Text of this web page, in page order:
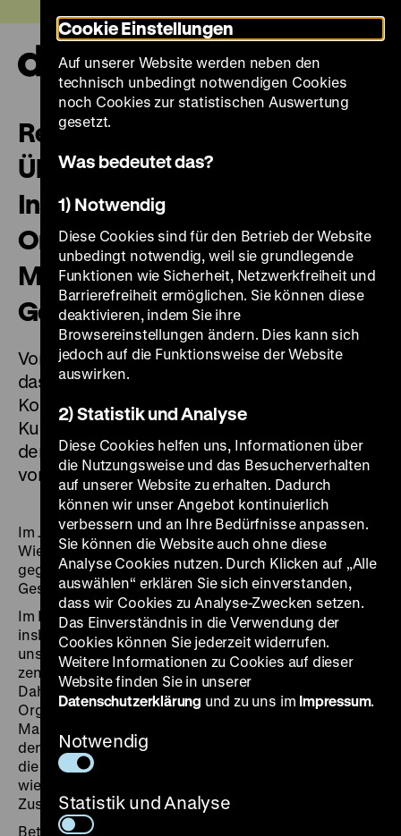
zum
Seiteninhalt
springen
Repräsentative Studie zu den
Übergaben staatlicher
Institutionen und
Organisationen an das
Museum für Deutsche
Geschichte der DDR
Von Oktober 2018 bis November 2020 ging
das Deutsche Historische Museum (DHM) in
Kooperation mit dem Deutschen Zentrum
Kulturgutverluste in einer zweijährigen Studie
der Frage des staatlich gelenkten Transfers
von Kulturgütern in der DDR nach.
Im Jahr 1990 wurden dem DHM im Zuge der deutschen
Wiedervereinigung die Bestände des 1952
gegründeten Ost-Berliner Museums für Deutsche
Geschichte (MfDG) übertragen.
Im Projekt wurden die Erwerbspraxis des MfDG und
insbesondere jene Objekte untersucht, die durch die
unspezifische Zugangsart der „Übergabe“ in das
zentrale Geschichtsmuseum der DDR gelangten.
Dahinter standen häufig staatliche Institutionen und
Organisationen der DDR, wie Ministerien,
Massenorganisationen oder die Volkspolizei. Unter
den übergebenen Objekten finden sich auch solche,
die aus den SBZ/DDR-spezifischen Entzugskontexten,
wie Enteignung im Rahmen der Bodenreform oder im
Zusammenhang mit der sog. Republikflucht, stammen.
Betrachtet wurden aber auch die Netzwerke der
Cookie Einstellungen
Auf unserer Website werden neben den
technisch unbedingt notwendigen Cookies
noch Cookies zur statistischen Auswertung
gesetzt.
Was bedeutet das?
1) Notwendig
Diese Cookies sind für den Betrieb der Website
unbedingt notwendig, weil sie grundlegende
Funktionen wie Sicherheit, Netzwerkfreiheit und
Barrierefreiheit ermöglichen. Sie können diese
deaktivieren, indem Sie ihre
Browsereinstellungen ändern. Dies kann sich
jedoch auf die Funktionsweise der Website
auswirken.
2) Statistik und Analyse
Diese Cookies helfen uns, Informationen über
die Nutzungsweise und das Besucherverhalten
auf unserer Website zu erhalten. Dadurch
können wir unser Angebot kontinuierlich
verbessern und an Ihre Bedürfnisse anpassen.
Sie können die Website auch ohne diese
Analyse Cookies nutzen. Durch Klicken auf „Alle
auswählen“ erklären Sie sich einverstanden,
dass wir Cookies zu Analyse-Zwecken setzen.
Das Einverständnis in die Verwendung der
Cookies können Sie jederzeit widerrufen.
Weitere Informationen zu Cookies auf dieser
Website finden Sie in unserer
Datenschutzerklärung und zu uns im Impressum.
Notwendig
Statistik und Analyse